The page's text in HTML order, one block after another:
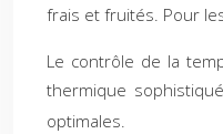
frais et fruités. Pour
Le contrôle de la
thermique
optimales.